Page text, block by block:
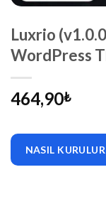
Luxrio
WordPress
464,90₺
NASIL